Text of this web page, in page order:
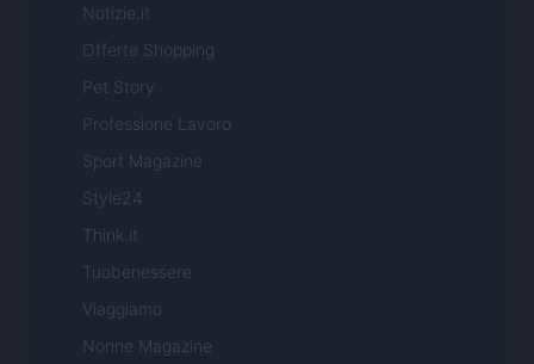
Notizie.it
Offerte Shopping
Pet Story
Professione Lavoro
Sport Magazine
Style24
Think.it
Tuobenessere
Viaggiamo
Nonne Magazine